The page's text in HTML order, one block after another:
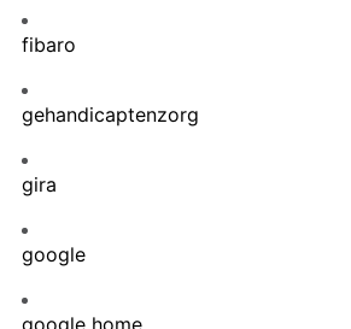
fibaro
gehandicaptenzorg
gira
google
google home